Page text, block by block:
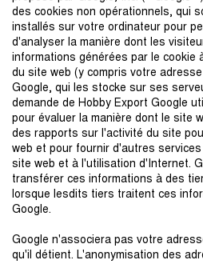
des cookies non opérationnels, qui
installés sur votre ordinateur pour
d'analyser la manière dont les
informations générées par le cookie
du site web (y compris votre
Google, qui les stocke sur ses
demande de Hobby Export Google
pour évaluer la manière dont le site
des rapports sur l'activité du site
web et pour fournir d'autres
site web et à l'utilisation d'Internet.
transférer ces informations à des
lorsque lesdits tiers traitent ces
Google.
Google n'associera pas votre
qu'il détient. L'anonymisation des